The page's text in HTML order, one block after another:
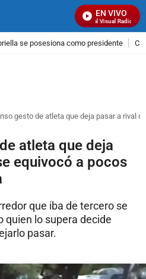
EN VIVO
Señal Visual Radio
se posesiona como presidente
gesto de atleta que deja pasar a rival
atleta que deja
equivocó a pocos
que iba de tercero se
quien lo supera decide
pasar.